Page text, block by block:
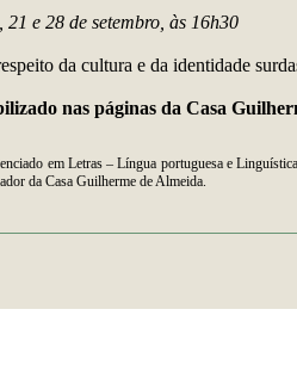
21 e 28 de setembro, às 16h30
da cultura e da identidade
nas páginas da Casa
em Letras – Língua portuguesa e
da Casa Guilherme de Almeida.